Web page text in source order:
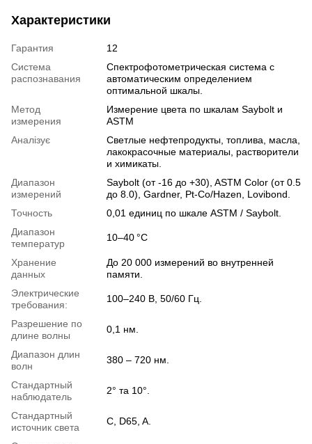
Характеристики
Гарантия
12
Система
распознавания
Спектрофотометрическая система с
автоматическим определением
оптимальной шкалы.
Метод
измерения
Измерение цвета по шкалам Saybolt и
ASTM
Аналізує
Светлые нефтепродукты, топлива, масла,
лакокрасочные материалы, растворители
и химикаты.
Диапазон
измерений
Saybolt (от -16 до +30), ASTM Color (от 0.5
до 8.0), Gardner, Pt-Co/Hazen, Lovibond.
Точность
0,01 единиц по шкале ASTM / Saybolt.
Диапазон
температур
10–40 °C
Хранение
данных
До 20 000 измерений во внутренней
памяти.
Электрические
требования:
100–240 В, 50/60 Гц.
Разрешение по
длине волны
0,1 нм.
Диапазон длин
волн
380 – 720 нм.
Стандартный
наблюдатель
2° та 10°.
Стандартный
источник света
C, D65, A.